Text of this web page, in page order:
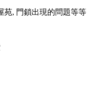
苑, 門鎖出現的問題等等